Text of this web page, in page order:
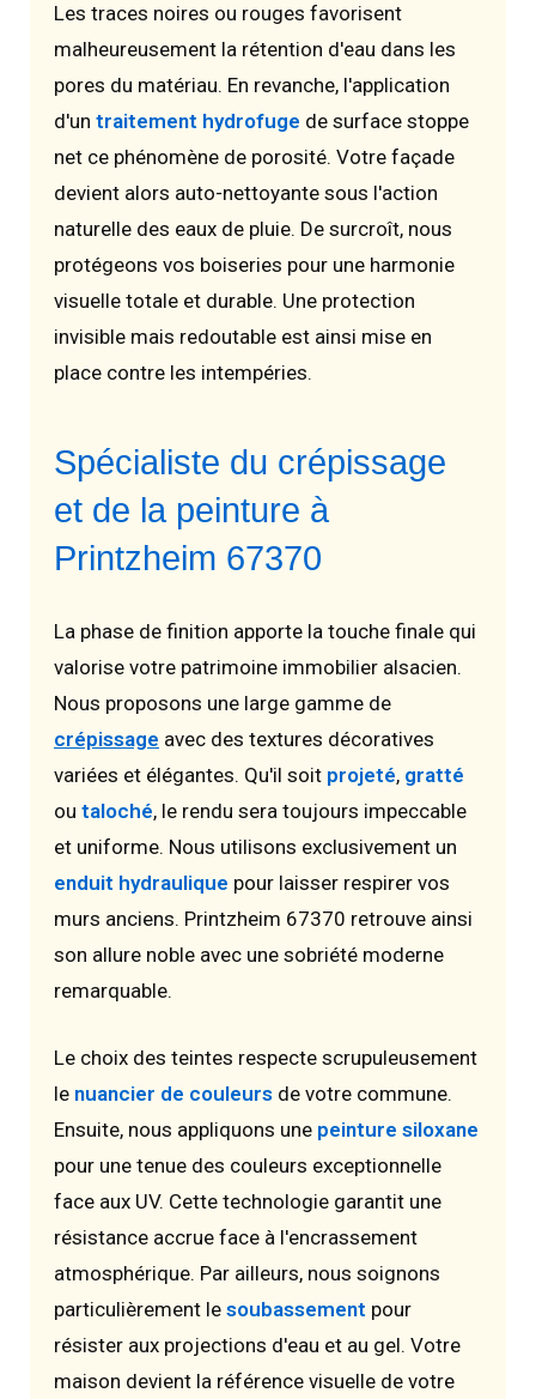
Les traces noires ou rouges favorisent
malheureusement la rétention d'eau dans les
pores du matériau. En revanche, l'application
d'un traitement hydrofuge de surface stoppe
net ce phénomène de porosité. Votre façade
devient alors auto-nettoyante sous l'action
naturelle des eaux de pluie. De surcroît, nous
protégeons vos boiseries pour une harmonie
visuelle totale et durable. Une protection
invisible mais redoutable est ainsi mise en
place contre les intempéries.
Spécialiste du crépissage
et de la peinture à
Printzheim 67370
La phase de finition apporte la touche finale qui
valorise votre patrimoine immobilier alsacien.
Nous proposons une large gamme de
crépissage avec des textures décoratives
variées et élégantes. Qu'il soit projeté, gratté
ou taloché, le rendu sera toujours impeccable
et uniforme. Nous utilisons exclusivement un
enduit hydraulique pour laisser respirer vos
murs anciens. Printzheim 67370 retrouve ainsi
son allure noble avec une sobriété moderne
remarquable.
Le choix des teintes respecte scrupuleusement
le nuancier de couleurs de votre commune.
Ensuite, nous appliquons une peinture siloxane
pour une tenue des couleurs exceptionnelle
face aux UV. Cette technologie garantit une
résistance accrue face à l'encrassement
atmosphérique. Par ailleurs, nous soignons
particulièrement le soubassement pour
résister aux projections d'eau et au gel. Votre
maison devient la référence visuelle de votre